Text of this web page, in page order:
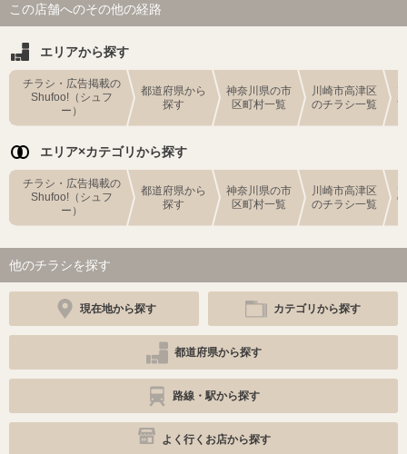
この店舗へのその他の経路
エリアから探す
チラシ・広告掲載の
Shufoo!（シュフ
ー）
都道府県から
探す
神奈川県の市
区町村一覧
川崎市高津区
のチラシ一覧
エリア×カテゴリから探す
チラシ・広告掲載の
Shufoo!（シュフ
ー）
都道府県から
探す
神奈川県の市
区町村一覧
川崎市高津区
のチラシ一覧
他のチラシを探す
現在地から探す カテゴリから探す
都道府県から探す
路線・駅から探す
よく行くお店から探す